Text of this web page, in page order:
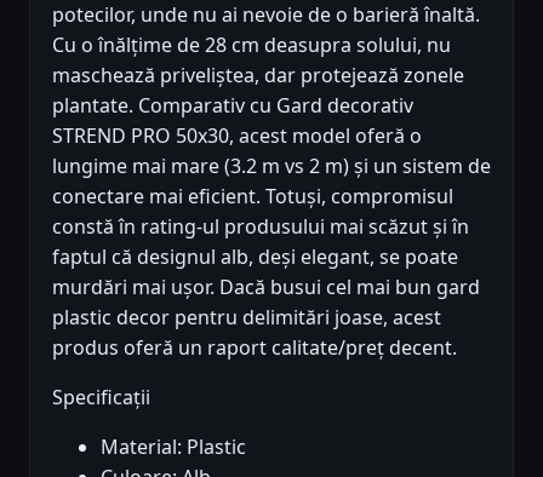
potecilor, unde nu ai nevoie de o barieră înaltă.
Cu o înălțime de 28 cm deasupra solului, nu
maschează priveliștea, dar protejează zonele
plantate. Comparativ cu Gard decorativ
STREND PRO 50x30, acest model oferă o
lungime mai mare (3.2 m vs 2 m) și un sistem de
conectare mai eficient. Totuși, compromisul
constă în rating-ul produsului mai scăzut și în
faptul că designul alb, deși elegant, se poate
murdări mai ușor. Dacă busui cel mai bun gard
plastic decor pentru delimitări joase, acest
produs oferă un raport calitate/preț decent.
Specificații
Material: Plastic